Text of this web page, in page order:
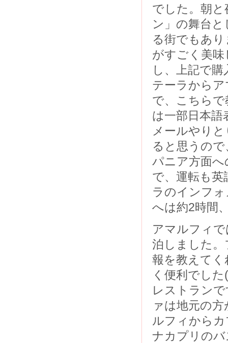
でした。朝
ン」の舞台
る街でもあ
がすごく美
し、上記で
テーラから
で、こちら
は一部日本
メールやり
ると思うの
パニア方面へ
で、運転も
ラのインフ
へは約2時間
アマルフィで
泊しました
報を教えて
く便利でし
レストラン
ァは地元の
ルフィから
ナカプリのバ